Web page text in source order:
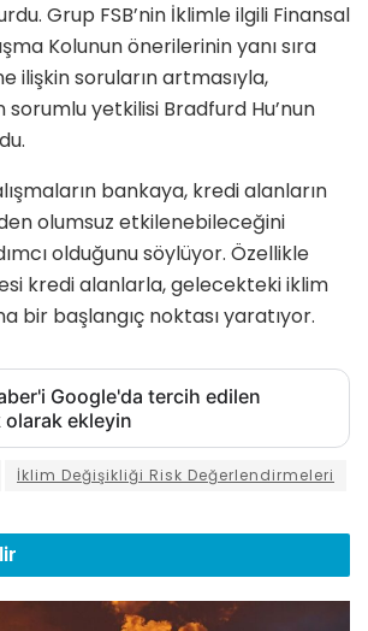
Grup FSB’nin İklimle ilgili Finansal
Kolunun önerilerinin yanı sıra
ilişkin soruların artmasıyla,
sorumlu yetkilisi Bradfurd Hu’nun
bankaya, kredi alanların
olumsuz etkilenebileceğini
olduğunu söylüyor. Özellikle
kredi alanlarla, gelecekteki iklim
bir başlangıç noktası yaratıyor.
Google'da tercih edilen
olarak ekleyin
İklim Değişikliği Risk Değerlendirmeleri